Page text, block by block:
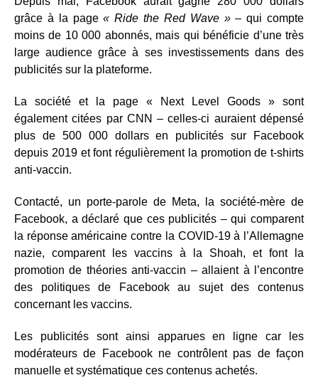
grâce à la page« Ride the Red Wave »– qui compte
moins de 10 000 abonnés, mais qui bénéficie d’une très
large audience grâce à ses investissements dans des
publicités sur la plateforme.
La société et la page « Next Level Goods » sont
également citées par CNN – celles-ci auraient dépensé
plus de 500 000 dollars en publicités sur Facebook
depuis 2019 et font régulièrement la promotion de t-shirts
anti-vaccin.
Contacté, un porte-parole de Meta, la société-mère de
Facebook, a déclaré que ces publicités – qui comparent
la réponse américaine contre la COVID-19 à l’Allemagne
nazie, comparent les vaccins à la Shoah, et font la
promotion de théories anti-vaccin – allaient à l’encontre
des politiques de Facebook au sujet des contenus
concernant les vaccins.
Les publicités sont ainsi apparues en ligne car les
modérateurs de Facebook ne contrôlent pas de façon
manuelle et systématique ces contenus achetés.